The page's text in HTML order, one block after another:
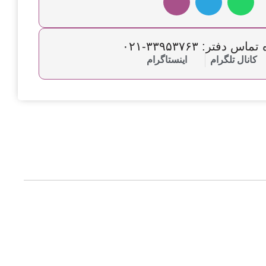
دفتر: ۳۳۹۵۳۷۶۳-۰۲۱
کانال تلگرام اینستاگرام